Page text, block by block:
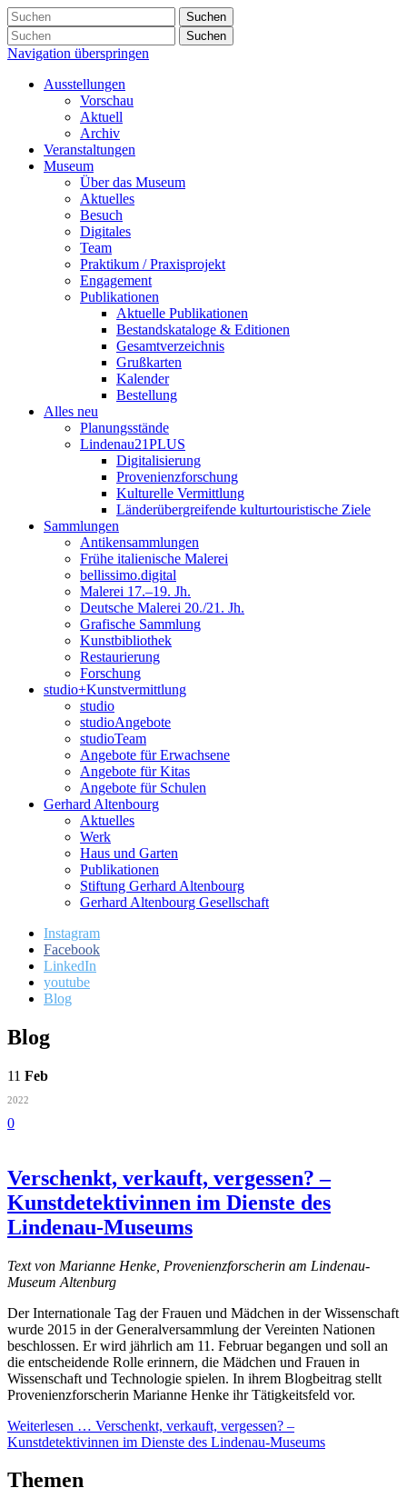
Suchen
Suchen
Navigation überspringen
Ausstellungen
Vorschau
Aktuell
Archiv
Veranstaltungen
Museum
Über das Museum
Aktuelles
Besuch
Digitales
Team
Praktikum / Praxisprojekt
Engagement
Publikationen
Aktuelle Publikationen
Bestandskataloge & Editionen
Gesamtverzeichnis
Grußkarten
Kalender
Bestellung
Alles neu
Planungsstände
Lindenau21PLUS
Digitalisierung
Provenienzforschung
Kulturelle Vermittlung
Länderübergreifende kulturtouristische Ziele
Sammlungen
Antikensammlungen
Frühe italienische Malerei
bellissimo.digital
Malerei 17.–19. Jh.
Deutsche Malerei 20./21. Jh.
Grafische Sammlung
Kunstbibliothek
Restaurierung
Forschung
studio+Kunstvermittlung
studio
studioAngebote
studioTeam
Angebote für Erwachsene
Angebote für Kitas
Angebote für Schulen
Gerhard Altenbourg
Aktuelles
Werk
Haus und Garten
Publikationen
Stiftung Gerhard Altenbourg
Gerhard Altenbourg Gesellschaft
Instagram
Facebook
LinkedIn
youtube
Blog
Blog
11 Feb
2022
0
Verschenkt, verkauft, vergessen? –
Kunstdetektivinnen im Dienste des
Lindenau-Museums
Text von Marianne Henke, Provenienzforscherin am Lindenau-
Museum Altenburg
Der Internationale Tag der Frauen und Mädchen in der Wissenschaft
wurde 2015 in der Generalversammlung der Vereinten Nationen
beschlossen. Er wird jährlich am 11. Februar begangen und soll an
die entscheidende Rolle erinnern, die Mädchen und Frauen in
Wissenschaft und Technologie spielen. In ihrem Blogbeitrag stellt
Provenienzforscherin Marianne Henke ihr Tätigkeitsfeld vor.
Weiterlesen … Verschenkt, verkauft, vergessen? –
Kunstdetektivinnen im Dienste des Lindenau-Museums
Themen